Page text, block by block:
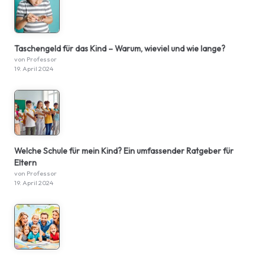
Taschengeld für das Kind – Warum, wieviel und wie lange?
von Professor
19. April 2024
Welche Schule für mein Kind? Ein umfassender Ratgeber für
Eltern
von Professor
19. April 2024